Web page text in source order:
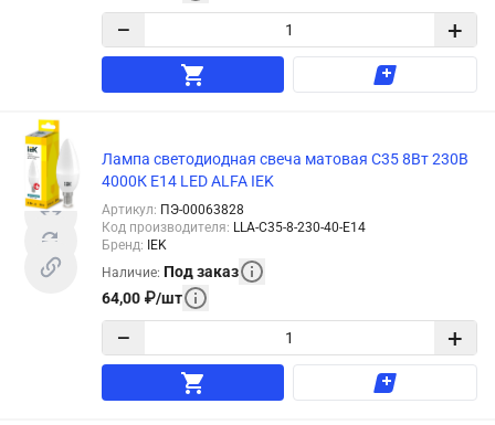
− +
Лампа светодиодная свеча матовая C35 8Вт 230В
4000К E14 LED ALFA IEK
Артикул: ПЭ-00063828
Код производителя: LLA-C35-8-230-40-E14
Бренд:
IEK
Наличие: Под заказ
64,00 ₽/шт
− +